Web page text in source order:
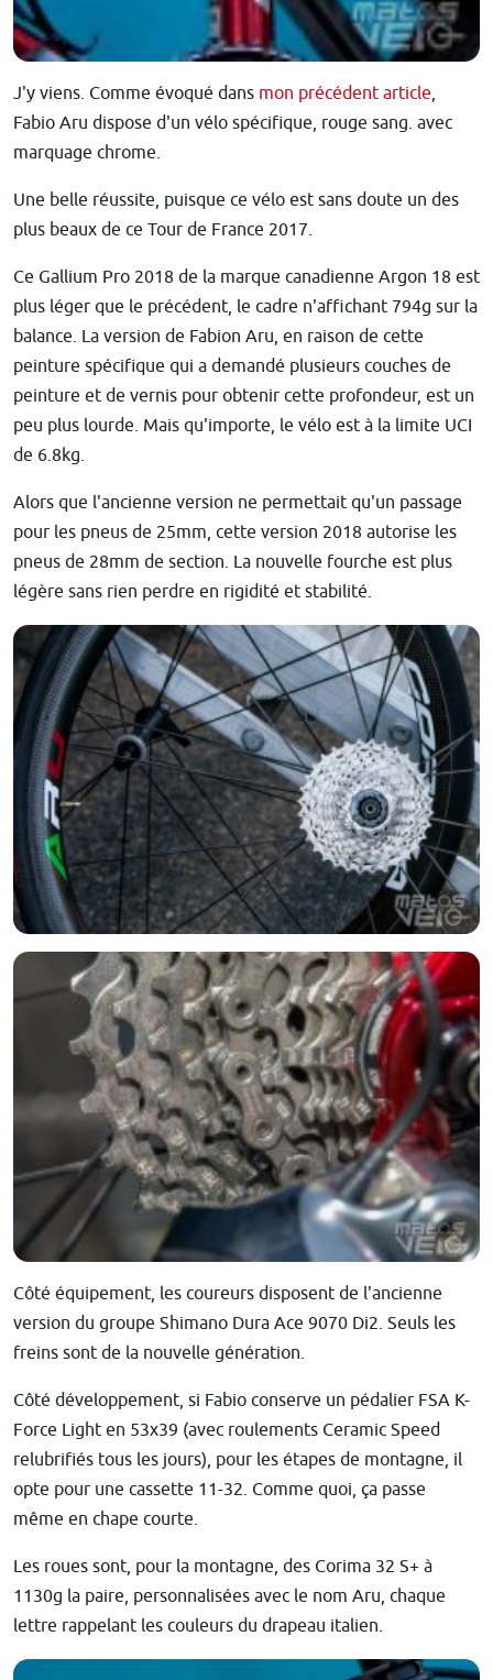
J'y viens. Comme évoqué dans mon précédent article,
Fabio Aru dispose d'un vélo spécifique, rouge sang. avec
marquage chrome.
Une belle réussite, puisque ce vélo est sans doute un des
plus beaux de ce Tour de France 2017.
Ce Gallium Pro 2018 de la marque canadienne Argon 18 est
plus léger que le précédent, le cadre n'affichant 794g sur la
balance. La version de Fabion Aru, en raison de cette
peinture spécifique qui a demandé plusieurs couches de
peinture et de vernis pour obtenir cette profondeur, est un
peu plus lourde. Mais qu'importe, le vélo est à la limite UCI
de 6.8kg.
Alors que l'ancienne version ne permettait qu'un passage
pour les pneus de 25mm, cette version 2018 autorise les
pneus de 28mm de section. La nouvelle fourche est plus
légère sans rien perdre en rigidité et stabilité.
Côté équipement, les coureurs disposent de l'ancienne
version du groupe Shimano Dura Ace 9070 Di2. Seuls les
freins sont de la nouvelle génération.
Côté développement, si Fabio conserve un pédalier FSA K-
Force Light en 53x39 (avec roulements Ceramic Speed
relubrifiés tous les jours), pour les étapes de montagne, il
opte pour une cassette 11-32. Comme quoi, ça passe
même en chape courte.
Les roues sont, pour la montagne, des Corima 32 S+ à
1130g la paire, personnalisées avec le nom Aru, chaque
lettre rappelant les couleurs du drapeau italien.